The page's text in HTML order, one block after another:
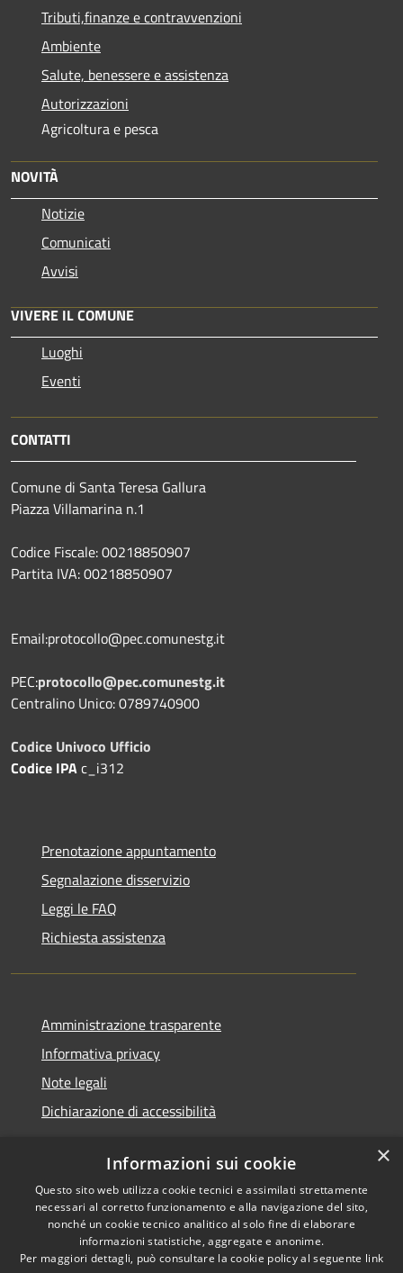
Tributi,finanze e contravvenzioni
Ambiente
Salute, benessere e assistenza
Autorizzazioni
Agricoltura e pesca
NOVITÀ
Notizie
Comunicati
Avvisi
VIVERE IL COMUNE
Luoghi
Eventi
CONTATTI
Comune di Santa Teresa Gallura
Piazza Villamarina n.1
Codice Fiscale: 00218850907
Partita IVA: 00218850907
Email:protocollo@pec.comunestg.it
PEC:protocollo@pec.comunestg.it
Centralino Unico: 0789740900
Codice Univoco Ufficio
Codice IPAc_i312
Prenotazione appuntamento
Segnalazione disservizio
Leggi le FAQ
Richiesta assistenza
Amministrazione trasparente
Informativa privacy
Note legali
Dichiarazione di accessibilità
RSS
Accessibilità
Cookie
Copyright © 2026 • Comune di
Santa Teresa Gallura •
Powered byMunicipium
Accesso redazione
×
Informazioni sui cookie
Questo sito web utilizza cookie tecnici e assimilati strettamente
necessari al corretto funzionamento e alla navigazione del sito,
nonché un cookie tecnico analitico al solo fine di elaborare
informazioni statistiche, aggregate e anonime.
Per maggiori dettagli, può consultare la cookie policy al seguente link